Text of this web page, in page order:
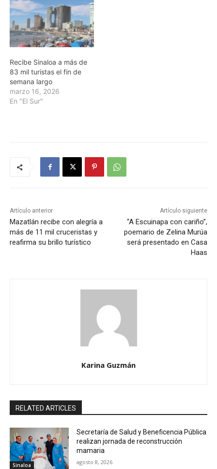
Recibe Sinaloa a más de
83 mil turistas el fin de
semana largo
marzo 16, 2026
En "El Sur"
Artículo anterior
Mazatlán recibe con alegría a
más de 11 mil cruceristas y
reafirma su brillo turístico
Artículo siguiente
“A Escuinapa con cariño”,
poemario de Zelina Murúa
será presentado en Casa
Haas
Karina Guzmán
RELATED ARTICLES
Sinaloa
Secretaría de Salud y Beneficencia Pública
realizan jornada de reconstrucción
mamaria
agosto 8, 2026